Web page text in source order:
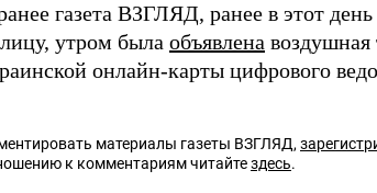
газета ВЗГЛЯД, ранее в этот
утром была объявлена воздушная
онлайн-карты цифрового
материалы газеты ВЗГЛЯД,
к комментариям читайтездесь.